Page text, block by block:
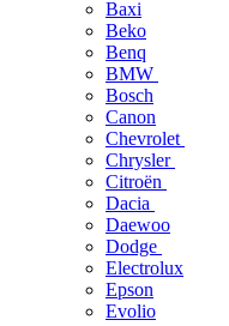
Baxi
Beko
Benq
BMW
Bosch
Canon
Chevrolet
Chrysler
Citroën
Dacia
Daewoo
Dodge
Electrolux
Epson
Evolio